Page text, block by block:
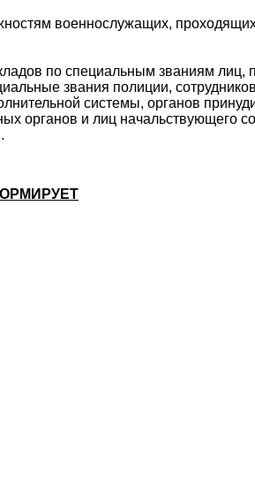
военнослужащих,
по специальным званиям лиц,
звания полиции,
системы, органов
органов и лиц начальствующего